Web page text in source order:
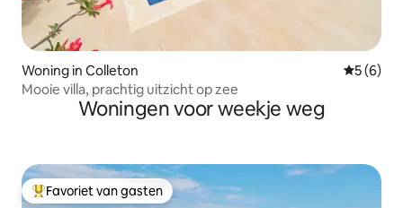
Woning in Colleton
5 (6)
Mooie villa, prachtig uitzicht op zee
Woningen voor weekje weg
Topfavoriet van gasten
Favoriet van gasten